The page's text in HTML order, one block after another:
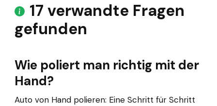
17 verwandte Fragen
gefunden
Wie poliert man richtig mit der
Hand?
Auto von Hand polieren: Eine Schritt für Schritt